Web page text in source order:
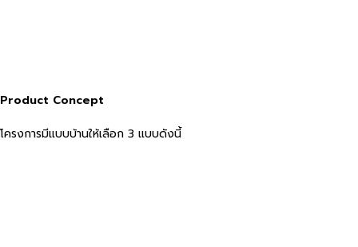
Product Concept
โครงการมีแบบบ้านให้เลือก 3 แบบดังนี้